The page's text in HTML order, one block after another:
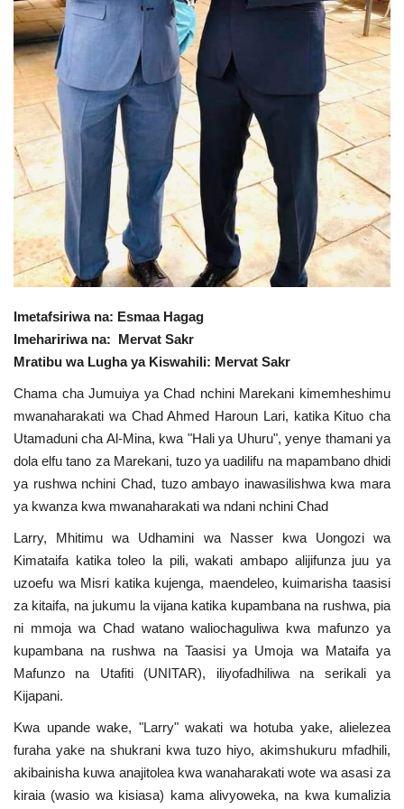
Nasser
Nyaraka na Marejeleo
Waanzilishi
Raia wa ulimwengu mzima
Nyaraka
Nafasi
Washiriki
Video
Wadhamini
Language
English Swahili español
French Arabic
Imetafsiriwa na: Esmaa Hagag
Imehaririwa na: Mervat Sakr
Mratibu wa Lugha ya Kiswahili: Mervat Sakr
Chama cha Jumuiya ya Chad nchini Marekani kimemheshimu
mwanaharakati wa Chad Ahmed Haroun Lari, katika Kituo cha
Utamaduni cha Al-Mina, kwa "Hali ya Uhuru", yenye thamani ya
dola elfu tano za Marekani, tuzo ya uadilifu na mapambano dhidi
ya rushwa nchini Chad, tuzo ambayo inawasilishwa kwa mara
ya kwanza kwa mwanaharakati wa ndani nchini Chad
Larry, Mhitimu wa Udhamini wa Nasser kwa Uongozi wa
Kimataifa katika toleo la pili, wakati ambapo alijifunza juu ya
uzoefu wa Misri katika kujenga, maendeleo, kuimarisha taasisi
za kitaifa, na jukumu la vijana katika kupambana na rushwa, pia
ni mmoja wa Chad watano waliochaguliwa kwa mafunzo ya
kupambana na rushwa na Taasisi ya Umoja wa Mataifa ya
Mafunzo na Utafiti (UNITAR), iliyofadhiliwa na serikali ya
Kijapani.
Kwa upande wake, "Larry" wakati wa hotuba yake, alielezea
furaha yake na shukrani kwa tuzo hiyo, akimshukuru mfadhili,
akibainisha kuwa anajitolea kwa wanaharakati wote wa asasi za
kiraia (wasio wa kisiasa) kama alivyoweka, na kwa kumalizia